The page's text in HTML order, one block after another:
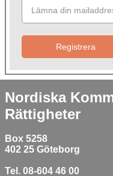
Registrera
Nordiska
Rättigheter
Box 5258
402 25 Göteborg
Tel. 08-604 46 00